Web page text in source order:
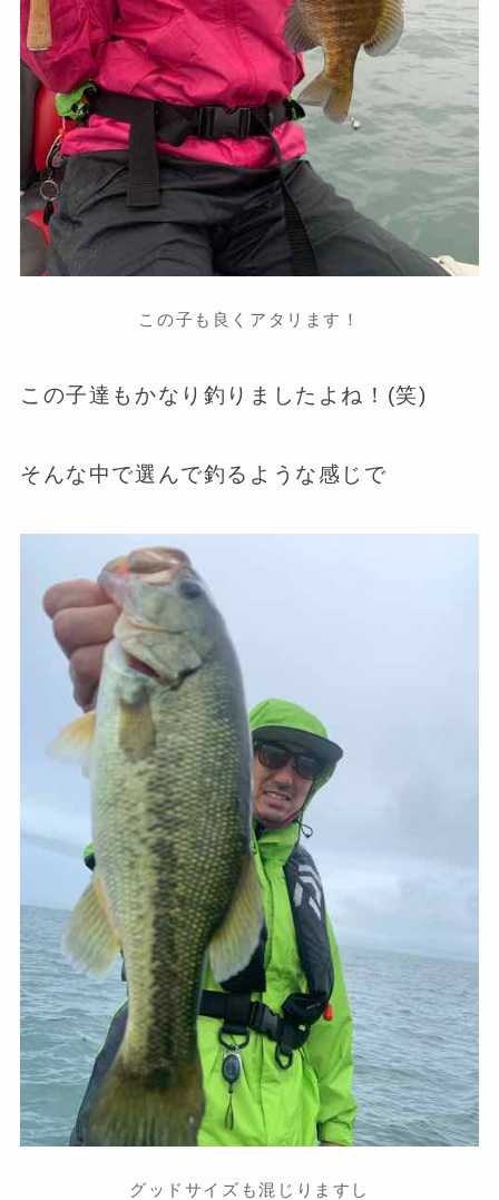
この子も良くアタリます！
この子達もかなり釣りましたよね！(笑)
そんな中で選んで釣るような感じで
グッドサイズも混じりますし